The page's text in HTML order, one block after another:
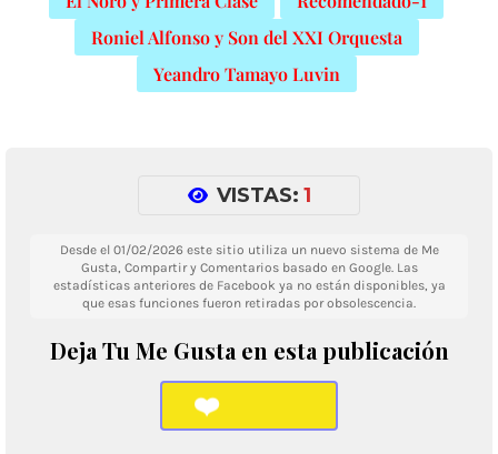
Roniel Alfonso y Son del XXI Orquesta
Yeandro Tamayo Luvin
VISTAS: 1
Desde el 01/02/2026 este sitio utiliza un nuevo sistema de Me
Gusta, Compartir y Comentarios basado en Google. Las
estadísticas anteriores de Facebook ya no están disponibles, ya
que esas funciones fueron retiradas por obsolescencia.
Deja Tu Me Gusta en esta publicación
❤️